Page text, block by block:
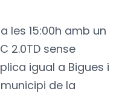
les 15:00h amb un
2.0TD sense
igual a Bigues i
de la